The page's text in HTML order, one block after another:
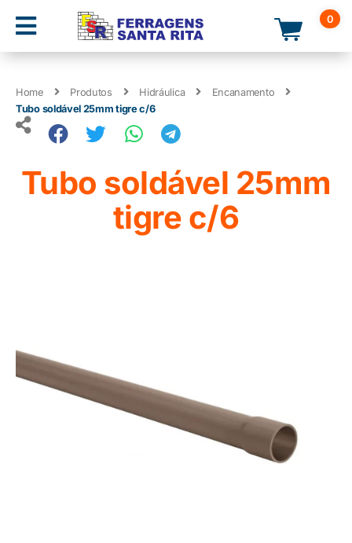
0
Home Produtos Hidráulica
Encanamento
Tubo soldável 25mm tigre c/6
Tubo soldável 25mm
tigre c/6